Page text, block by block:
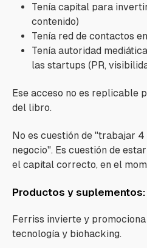
Tenía capital para
contenido)
Tenía red de contactos
Tenía autoridad
las startups (PR,
Ese acceso no es replicable
del libro.
No es cuestión de "trabajar
negocio". Es cuestión de
el capital correcto, en el
Productos y
Ferriss invierte y
tecnología y biohacking.